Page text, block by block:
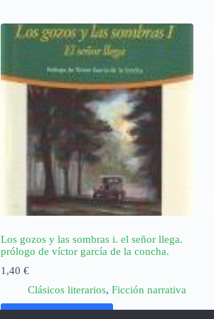
Los gozos y las sombras i. el señor llega.
prólogo de víctor garcía de la concha.
1,40€
Clásicos literarios, Ficción narrativa